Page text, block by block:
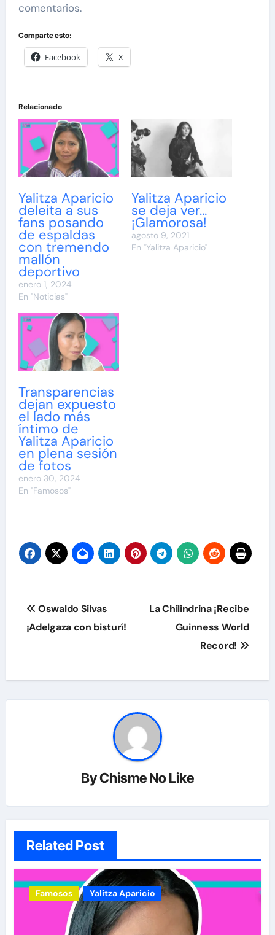
comentarios.
Comparte esto:
Facebook X
Relacionado
Yalitza Aparicio
deleita a sus
fans posando
de espaldas
con tremendo
mallón
deportivo
enero 1, 2024
En "Noticias"
Yalitza Aparicio
se deja ver…
¡Glamorosa!
agosto 9, 2021
En "Yalitza Aparicio"
Transparencias
dejan expuesto
el lado más
íntimo de
Yalitza Aparicio
en plena sesión
de fotos
enero 30, 2024
En "Famosos"
Navegación
de
Oswaldo Silvas
¡Adelgaza con bisturí!
La Chilindrina ¡Recibe
Guinness World
Record!
ByChisme No Like
Related Post
Famosos Yalitza Aparicio